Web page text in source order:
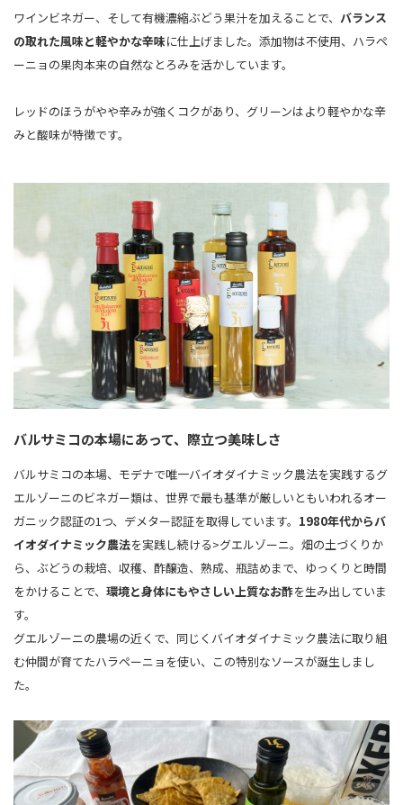
ワインビネガー、そして有機濃縮ぶどう果汁を加えることで、 バランス
の取れた風味と軽やかな辛味に仕上げました。添加物は不使用、ハラペ
ーニョの果肉本来の自然なとろみを活かしています。
レッドのほうがやや辛みが強くコクがあり、グリーンはより軽やかな辛
みと酸味が特徴です。
バルサミコの本場にあって、際立つ美味しさ
バルサミコの本場、モデナで唯一バイオダイナミック農法を実践するグ
エルゾーニのビネガー類は、世界で最も基準が厳しいともいわれるオー
ガニック認証の1つ、デメター認証を取得しています。 1980年代からバ
イオダイナミック農法を実践し続ける>グエルゾーニ。畑の土づくりか
ら、ぶどうの栽培、収穫、酢醸造、熟成、瓶詰めまで、ゆっくりと時間
をかけることで、 環境と身体にもやさしい上質なお酢を生み出していま
す。
グエルゾーニの農場の近くで、同じくバイオダイナミック農法に取り組
む仲間が育てたハラペーニョを使い、この特別なソースが誕生しまし
た。